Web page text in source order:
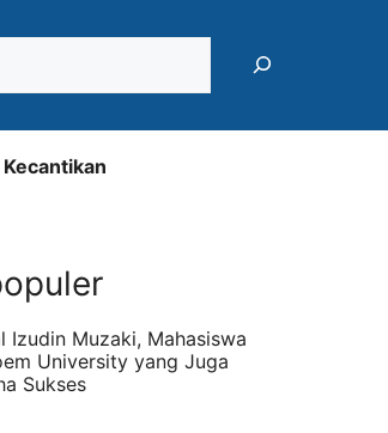
Kecantikan
Izudin Muzaki, Mahasiswa
University yang Juga
Sukses